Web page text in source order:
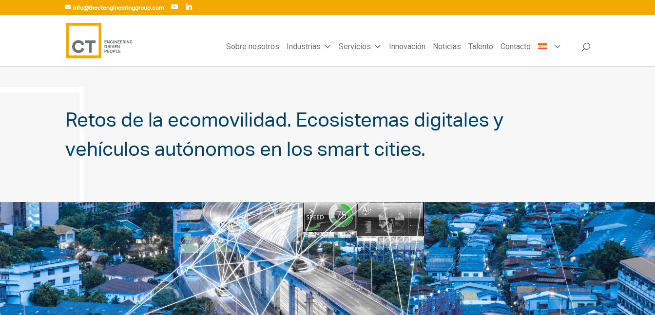
info@thectengineeringgroup.com
Sobre nosotros Industrias Servicios Innovación Noticias Talento Contacto
Retos de la ecomovilidad. Ecosistemas digitales y
vehículos autónomos en los smart cities.